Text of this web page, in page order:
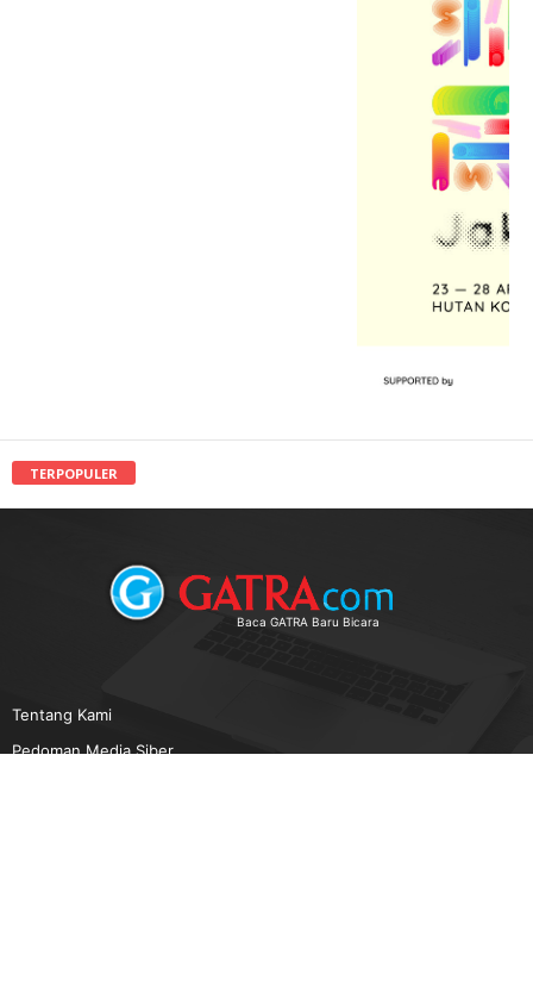
TERPOPULER
Baca GATRA Baru Bicara
Tentang Kami
Pedoman Media Siber